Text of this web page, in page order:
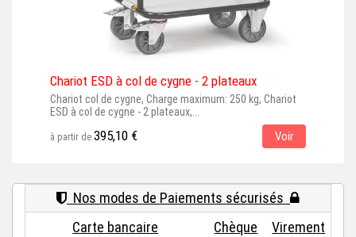
Chariot ESD à col de cygne - 2 plateaux
Chariot col de cygne, Charge maximum: 250 kg, Chariot
ESD à col de cygne - 2 plateaux,...
à partir de 395,10 € Voir
Nos modes de Paiements sécurisés
Carte bancaire
Chèque Virement